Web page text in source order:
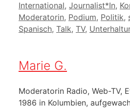
International, Journalist*In,
Moderatorin, Podium, Politik,
Spanisch, Talk, TV,
Marie G.
Moderatorin Radio, Web-TV,
1986 in Kolumbien,